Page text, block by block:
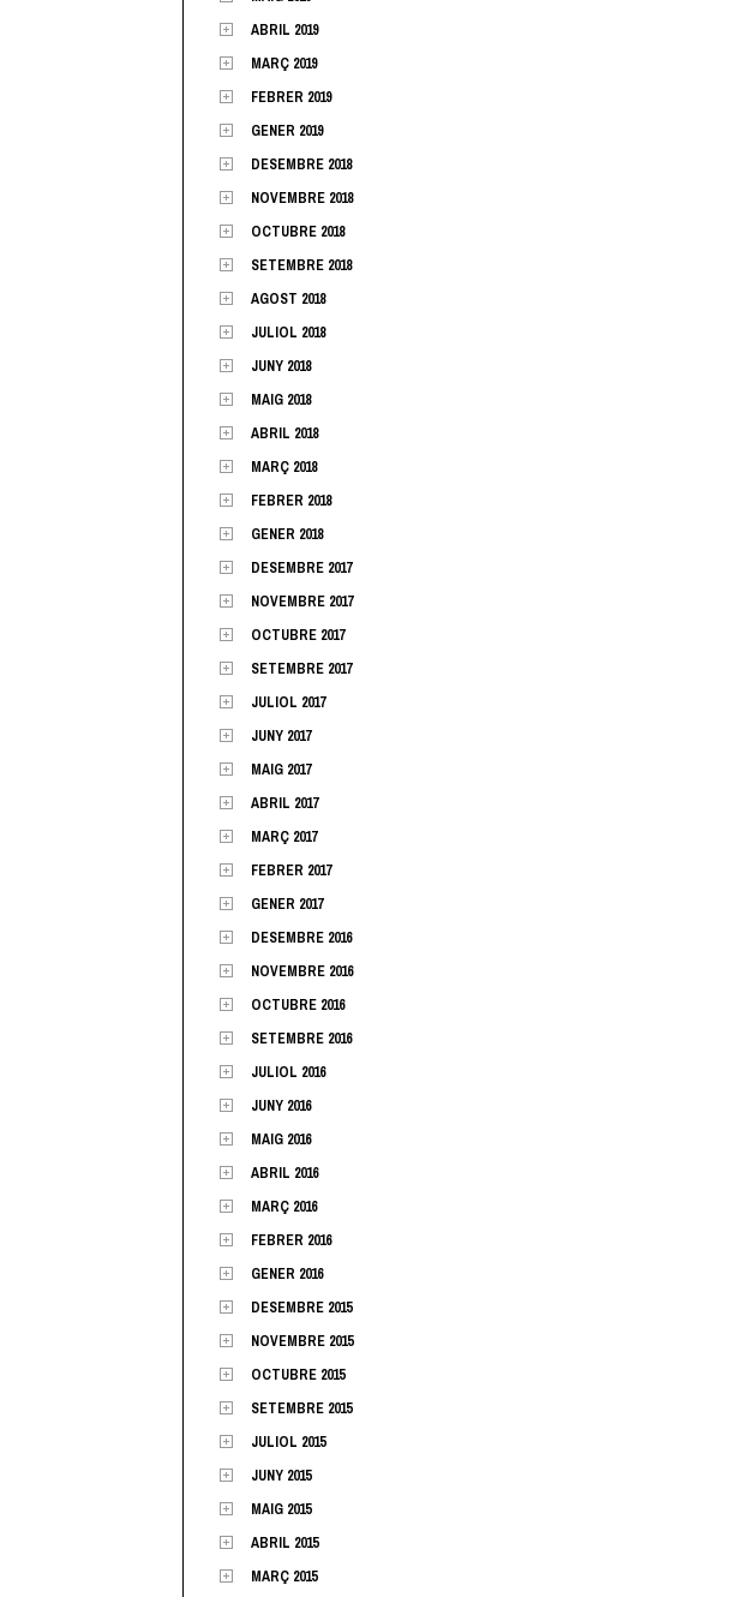
ABRIL 2019
MARÇ 2019
FEBRER 2019
GENER 2019
DESEMBRE 2018
NOVEMBRE 2018
OCTUBRE 2018
SETEMBRE 2018
AGOST 2018
JULIOL 2018
JUNY 2018
MAIG 2018
ABRIL 2018
MARÇ 2018
FEBRER 2018
GENER 2018
DESEMBRE 2017
NOVEMBRE 2017
OCTUBRE 2017
SETEMBRE 2017
JULIOL 2017
JUNY 2017
MAIG 2017
ABRIL 2017
MARÇ 2017
FEBRER 2017
GENER 2017
DESEMBRE 2016
NOVEMBRE 2016
OCTUBRE 2016
SETEMBRE 2016
JULIOL 2016
JUNY 2016
MAIG 2016
ABRIL 2016
MARÇ 2016
FEBRER 2016
GENER 2016
DESEMBRE 2015
NOVEMBRE 2015
OCTUBRE 2015
SETEMBRE 2015
JULIOL 2015
JUNY 2015
MAIG 2015
ABRIL 2015
MARÇ 2015